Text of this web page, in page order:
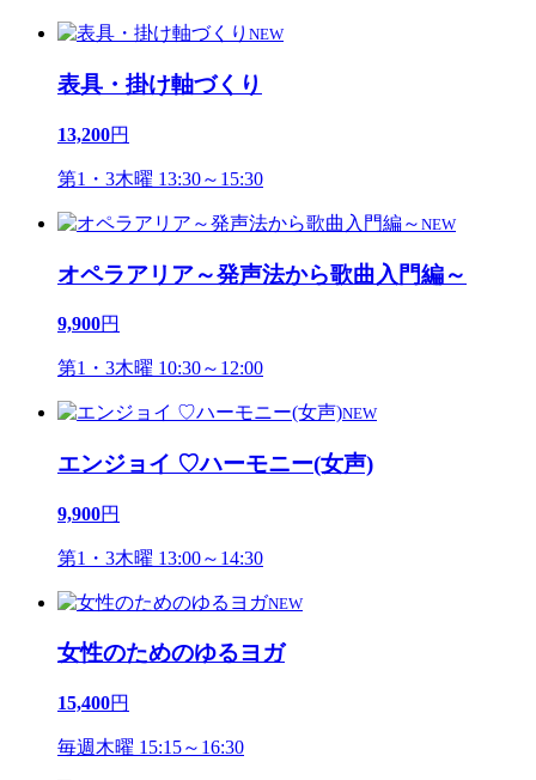
NEW
表具・掛け軸づくり
13,200円
第1・3木曜 13:30～15:30
NEW
オペラアリア～発声法から歌曲入門編～
9,900円
第1・3木曜 10:30～12:00
NEW
エンジョイ ♡ハーモニー(女声)
9,900円
第1・3木曜 13:00～14:30
NEW
女性のためのゆるヨガ
15,400円
毎週木曜 15:15～16:30